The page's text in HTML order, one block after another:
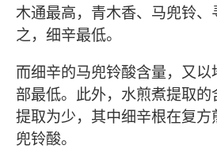
木通最高，青木香、马兜铃
之，细辛最低。
而细辛的马兜铃酸含量，又
部最低。此外，水煎煮提取
提取为少，其中细辛根在复
兜铃酸。